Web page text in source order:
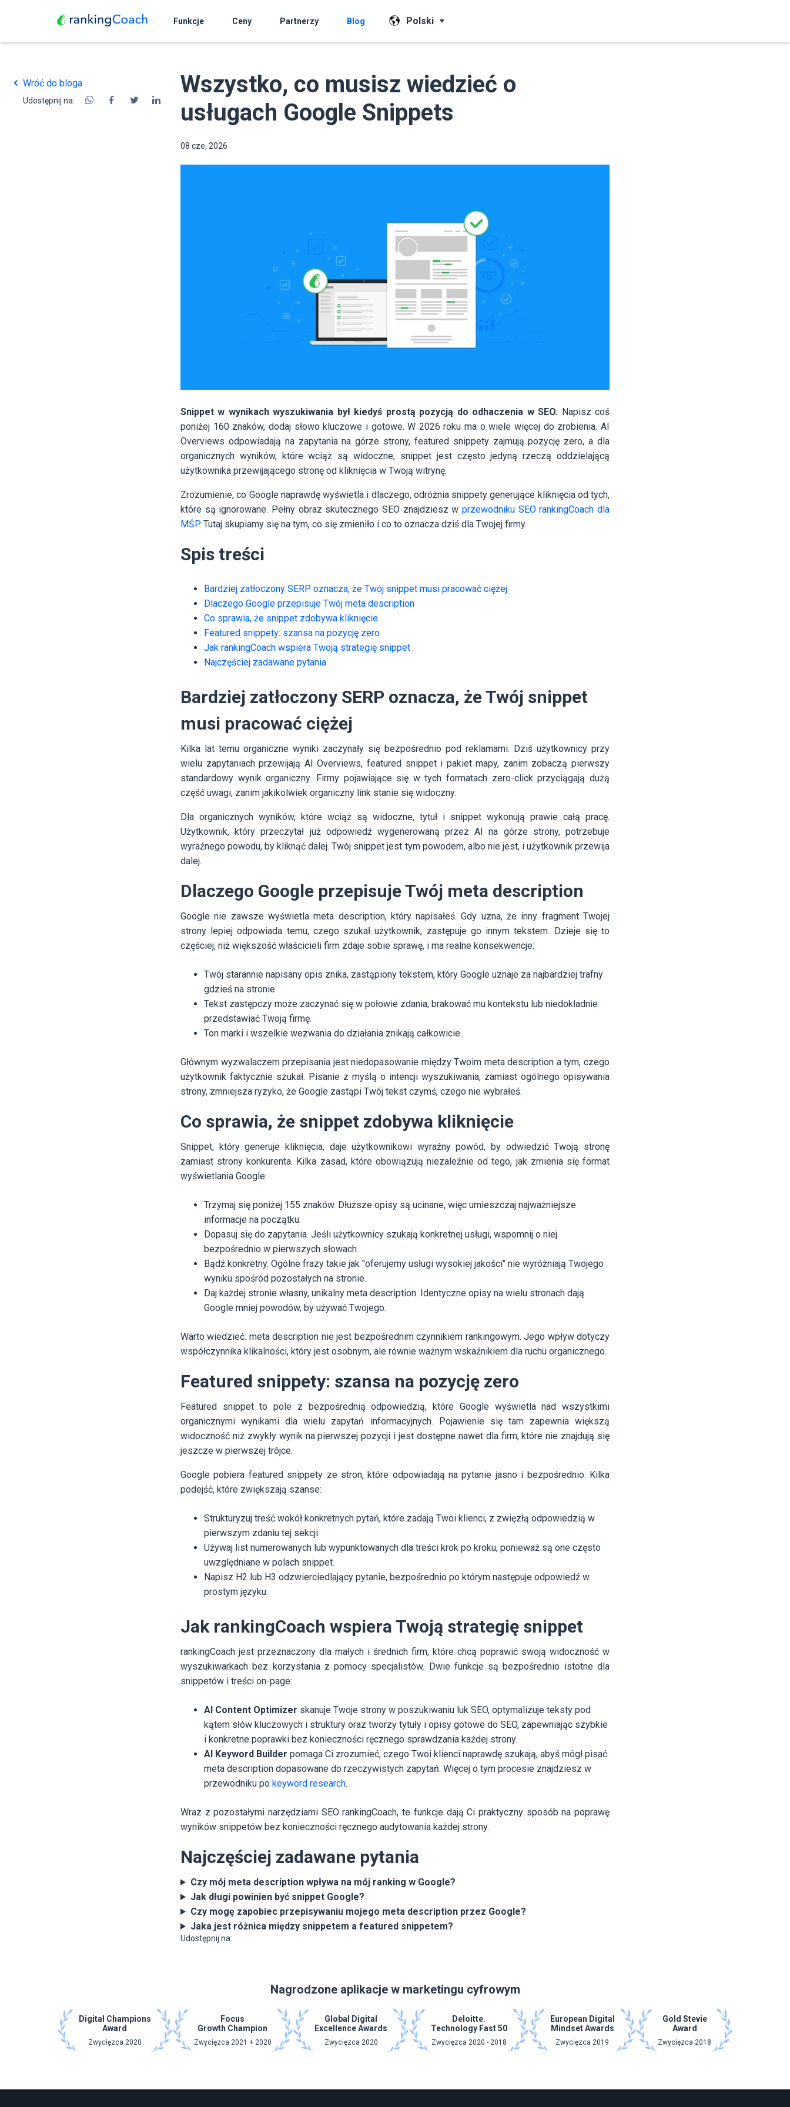
Funkcje Ceny Partnerzy Blog Polski
Wróć do bloga
Udostępnij na:
Wszystko, co musisz wiedzieć o
usługach Google Snippets
08 cze, 2026
Snippet w wynikach wyszukiwania był kiedyś prostą pozycją do odhaczenia w SEO. Napisz coś
poniżej 160 znaków, dodaj słowo kluczowe i gotowe. W 2026 roku ma o wiele więcej do zrobienia. AI
Overviews odpowiadają na zapytania na górze strony, featured snippety zajmują pozycję zero, a dla
organicznych wyników, które wciąż są widoczne, snippet jest często jedyną rzeczą oddzielającą
użytkownika przewijającego stronę od kliknięcia w Twoją witrynę.
Zrozumienie, co Google naprawdę wyświetla i dlaczego, odróżnia snippety generujące kliknięcia od tych,
które są ignorowane. Pełny obraz skutecznego SEO znajdziesz w przewodniku SEO rankingCoach dla
MŚP. Tutaj skupiamy się na tym, co się zmieniło i co to oznacza dziś dla Twojej firmy.
Spis treści
Bardziej zatłoczony SERP oznacza, że Twój snippet musi pracować ciężej
Dlaczego Google przepisuje Twój meta description
Co sprawia, że snippet zdobywa kliknięcie
Featured snippety: szansa na pozycję zero
Jak rankingCoach wspiera Twoją strategię snippet
Najczęściej zadawane pytania
Bardziej zatłoczony SERP oznacza, że Twój snippet
musi pracować ciężej
Kilka lat temu organiczne wyniki zaczynały się bezpośrednio pod reklamami. Dziś użytkownicy przy
wielu zapytaniach przewijają AI Overviews, featured snippet i pakiet mapy, zanim zobaczą pierwszy
standardowy wynik organiczny. Firmy pojawiające się w tych formatach zero-click przyciągają dużą
część uwagi, zanim jakikolwiek organiczny link stanie się widoczny.
Dla organicznych wyników, które wciąż są widoczne, tytuł i snippet wykonują prawie całą pracę.
Użytkownik, który przeczytał już odpowiedź wygenerowaną przez AI na górze strony, potrzebuje
wyraźnego powodu, by kliknąć dalej. Twój snippet jest tym powodem, albo nie jest, i użytkownik przewija
dalej.
Dlaczego Google przepisuje Twój meta description
Google nie zawsze wyświetla meta description, który napisałeś. Gdy uzna, że inny fragment Twojej
strony lepiej odpowiada temu, czego szukał użytkownik, zastępuje go innym tekstem. Dzieje się to
częściej, niż większość właścicieli firm zdaje sobie sprawę, i ma realne konsekwencje:
Twój starannie napisany opis znika, zastąpiony tekstem, który Google uznaje za najbardziej trafny
gdzieś na stronie.
Tekst zastępczy może zaczynać się w połowie zdania, brakować mu kontekstu lub niedokładnie
przedstawiać Twoją firmę.
Ton marki i wszelkie wezwania do działania znikają całkowicie.
Głównym wyzwalaczem przepisania jest niedopasowanie między Twoim meta description a tym, czego
użytkownik faktycznie szukał. Pisanie z myślą o intencji wyszukiwania, zamiast ogólnego opisywania
strony, zmniejsza ryzyko, że Google zastąpi Twój tekst czymś, czego nie wybrałeś.
Co sprawia, że snippet zdobywa kliknięcie
Snippet, który generuje kliknięcia, daje użytkownikowi wyraźny powód, by odwiedzić Twoją stronę
zamiast strony konkurenta. Kilka zasad, które obowiązują niezależnie od tego, jak zmienia się format
wyświetlania Google:
Trzymaj się poniżej 155 znaków. Dłuższe opisy są ucinane, więc umieszczaj najważniejsze
informacje na początku.
Dopasuj się do zapytania. Jeśli użytkownicy szukają konkretnej usługi, wspomnij o niej
bezpośrednio w pierwszych słowach.
Bądź konkretny. Ogólne frazy takie jak "oferujemy usługi wysokiej jakości" nie wyróżniają Twojego
wyniku spośród pozostałych na stronie.
Daj każdej stronie własny, unikalny meta description. Identyczne opisy na wielu stronach dają
Google mniej powodów, by używać Twojego.
Warto wiedzieć: meta description nie jest bezpośrednim czynnikiem rankingowym. Jego wpływ dotyczy
współczynnika klikalności, który jest osobnym, ale równie ważnym wskaźnikiem dla ruchu organicznego.
Featured snippety: szansa na pozycję zero
Featured snippet to pole z bezpośrednią odpowiedzią, które Google wyświetla nad wszystkimi
organicznymi wynikami dla wielu zapytań informacyjnych. Pojawienie się tam zapewnia większą
widoczność niż zwykły wynik na pierwszej pozycji i jest dostępne nawet dla firm, które nie znajdują się
jeszcze w pierwszej trójce.
Google pobiera featured snippety ze stron, które odpowiadają na pytanie jasno i bezpośrednio. Kilka
podejść, które zwiększają szanse:
Strukturyzuj treść wokół konkretnych pytań, które zadają Twoi klienci, z zwięzłą odpowiedzią w
pierwszym zdaniu tej sekcji.
Używaj list numerowanych lub wypunktowanych dla treści krok po kroku, ponieważ są one często
uwzględniane w polach snippet.
Napisz H2 lub H3 odzwierciedlający pytanie, bezpośrednio po którym następuje odpowiedź w
prostym języku.
Jak rankingCoach wspiera Twoją strategię snippet
rankingCoach jest przeznaczony dla małych i średnich firm, które chcą poprawić swoją widoczność w
wyszukiwarkach bez korzystania z pomocy specjalistów. Dwie funkcje są bezpośrednio istotne dla
snippetów i treści on-page:
AI Content Optimizer skanuje Twoje strony w poszukiwaniu luk SEO, optymalizuje teksty pod
kątem słów kluczowych i struktury oraz tworzy tytuły i opisy gotowe do SEO, zapewniając szybkie
i konkretne poprawki bez konieczności ręcznego sprawdzania każdej strony.
AI Keyword Builder pomaga Ci zrozumieć, czego Twoi klienci naprawdę szukają, abyś mógł pisać
meta description dopasowane do rzeczywistych zapytań. Więcej o tym procesie znajdziesz w
przewodniku po keyword research.
Wraz z pozostałymi narzędziami SEO rankingCoach, te funkcje dają Ci praktyczny sposób na poprawę
wyników snippetów bez konieczności ręcznego audytowania każdej strony.
Najczęściej zadawane pytania
Czy mój meta description wpływa na mój ranking w Google?
Jak długi powinien być snippet Google?
Czy mogę zapobiec przepisywaniu mojego meta description przez Google?
Jaka jest różnica między snippetem a featured snippetem?
Udostępnij na:
Nagrodzone aplikacje w marketingu cyfrowym
Digital Champions
Award
Zwycięzca 2020
Focus
Growth Champion
Zwycięzca 2021 + 2020
Global Digital
Excellence Awards
Zwycięzca 2020
Deloitte.
Technology Fast 50
Zwycięzca 2020 - 2018
European Digital
Mindset Awards
Zwycięzca 2019
Gold Stevie
Award
Zwycięzca 2018